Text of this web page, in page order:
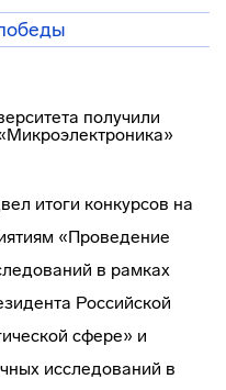
итоги конкурсов на
«Проведение
в рамках
Российской
сфере» и
исследований в